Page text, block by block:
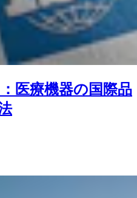
医療機器の国際品